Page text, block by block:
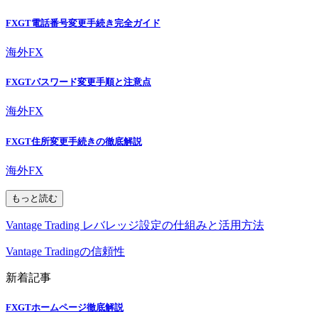
FXGT電話番号変更手続き完全ガイド
海外FX
FXGTパスワード変更手順と注意点
海外FX
FXGT住所変更手続きの徹底解説
海外FX
もっと読む
Vantage Trading レバレッジ設定の仕組みと活用方法
Vantage Tradingの信頼性
新着記事
FXGTホームページ徹底解説